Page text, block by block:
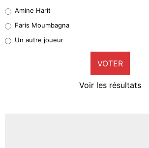
1%
9%
Amine Harit
Faris Moumbagna
Un autre joueur
VOTER
Voir les résultats